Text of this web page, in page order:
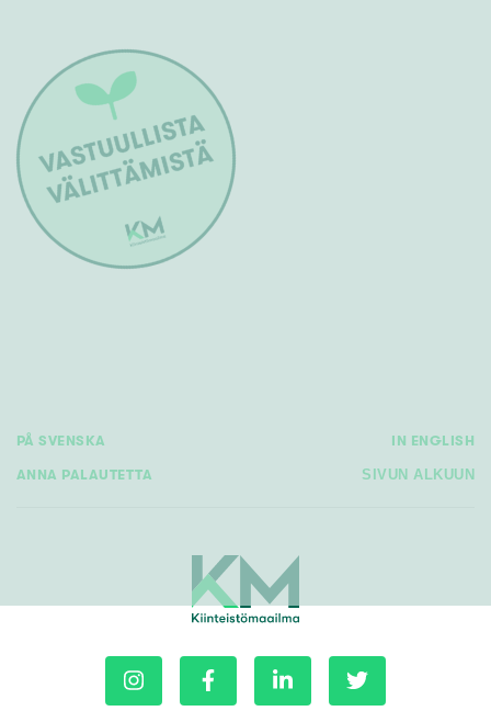
PÅ SVENSKA IN ENGLISH
ANNA PALAUTETTA SIVUN ALKUUN